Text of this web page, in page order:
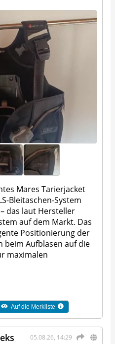
Mares Tarierjacket
Bleitaschen-System
das laut Hersteller
auf dem Markt. Das
Positionierung der
beim Aufblasen auf die
maximalen
Auf die Merkliste
05.08.26, 14:29